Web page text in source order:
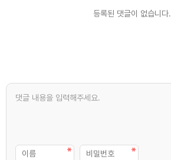
등록된 댓글이 없습니다.